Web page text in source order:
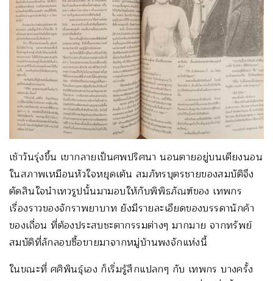
เช้าวันรุ่งขึ้น เขากลายเป็นศพปริศนา นอนตายอยู่บนเตียงนอน
ในสภาพเหมือนหัวใจหยุดเต้น สมภัทรบุตรชายของสมบัติจึง
ตัดสินใจนำเทวรูปนั้นมามอบให้กับพิพิธภัณฑ์ของ เทพกร
เรื่องราวของจักราพยาบาท ยังมีรายละเอียดของบรรดานักค้า
ของเถื่อน ที่ต้องประสบชะตากรรมต่างๆ มากมาย จากทรัพย์
สมบัติที่ลักลอบซื้อขายมาจากหมู่บ้านพงจักแห่งนี้
ในขณะที่ ศศิพินธุ์เอง ก็เริ่มรู้สึกแปลกๆ กับ เทพกร บางครั้ง